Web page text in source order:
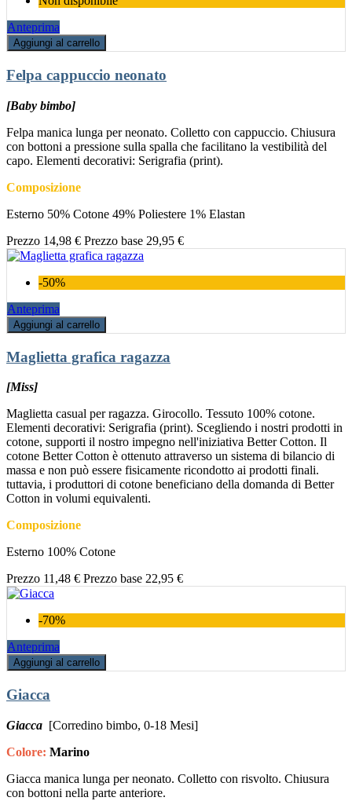
Anteprima
Aggiungi al carrello
Felpa cappuccio neonato
[Baby bimbo]
Felpa manica lunga per neonato. Colletto con cappuccio. Chiusura
con bottoni a pressione sulla spalla che facilitano la vestibilità del
capo. Elementi decorativi: Serigrafia (print).
Composizione
Esterno 50% Cotone 49% Poliestere 1% Elastan
Prezzo 14,98 € Prezzo base 29,95 €
-50%
Anteprima
Aggiungi al carrello
Maglietta grafica ragazza
[Miss]
Maglietta casual per ragazza. Girocollo. Tessuto 100% cotone.
Elementi decorativi: Serigrafia (print). Scegliendo i nostri prodotti in
cotone, supporti il nostro impegno nell'iniziativa Better Cotton. Il
cotone Better Cotton è ottenuto attraverso un sistema di bilancio di
massa e non può essere fisicamente ricondotto ai prodotti finali.
tuttavia, i produttori di cotone beneficiano della domanda di Better
Cotton in volumi equivalenti.
Composizione
Esterno 100% Cotone
Prezzo 11,48 € Prezzo base 22,95 €
-70%
Anteprima
Aggiungi al carrello
Giacca
Giacca [Corredino bimbo, 0-18 Mesi]
Colore: Marino
Giacca manica lunga per neonato. Colletto con risvolto. Chiusura
con bottoni nella parte anteriore.